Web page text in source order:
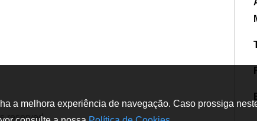
reserved
a melhora experiência de navegação. Caso prossiga